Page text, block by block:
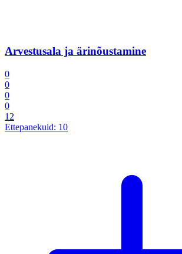
Arvestusala ja ärinõustamine
0
0
0
0
12
Ettepanekuid: 10